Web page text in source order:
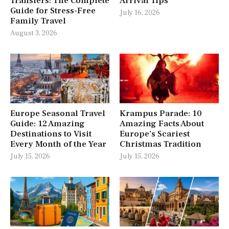
Guide for Stress-Free
Family Travel
August 3, 2026
July 16, 2026
Europe Seasonal Travel
Guide: 12 Amazing
Destinations to Visit
Every Month of the Year
July 15, 2026
Krampus Parade: 10
Amazing Facts About
Europe’s Scariest
Christmas Tradition
July 15, 2026